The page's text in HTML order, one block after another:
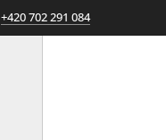
+420 702 291 084